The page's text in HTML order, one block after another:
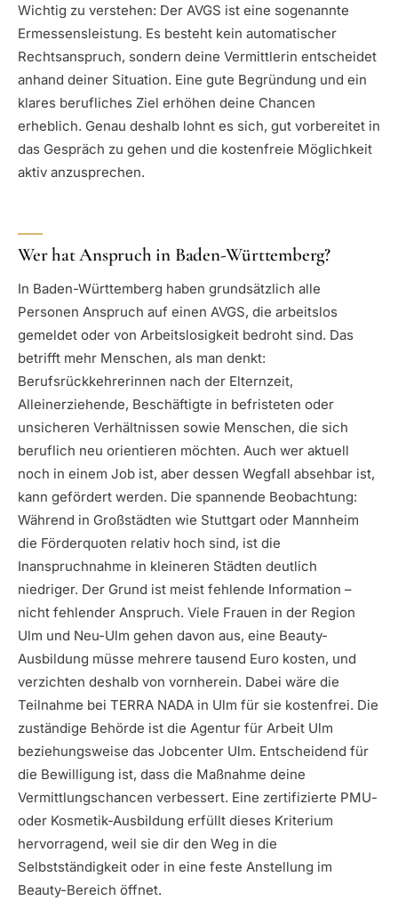
Wichtig zu verstehen: Der AVGS ist eine sogenannte
Ermessensleistung. Es besteht kein automatischer
Rechtsanspruch, sondern deine Vermittlerin entscheidet
anhand deiner Situation. Eine gute Begründung und ein
klares berufliches Ziel erhöhen deine Chancen
erheblich. Genau deshalb lohnt es sich, gut vorbereitet in
das Gespräch zu gehen und die kostenfreie Möglichkeit
aktiv anzusprechen.
Wer hat Anspruch in Baden-Württemberg?
In Baden-Württemberg haben grundsätzlich alle
Personen Anspruch auf einen AVGS, die arbeitslos
gemeldet oder von Arbeitslosigkeit bedroht sind. Das
betrifft mehr Menschen, als man denkt:
Berufsrückkehrerinnen nach der Elternzeit,
Alleinerziehende, Beschäftigte in befristeten oder
unsicheren Verhältnissen sowie Menschen, die sich
beruflich neu orientieren möchten. Auch wer aktuell
noch in einem Job ist, aber dessen Wegfall absehbar ist,
kann gefördert werden. Die spannende Beobachtung:
Während in Großstädten wie Stuttgart oder Mannheim
die Förderquoten relativ hoch sind, ist die
Inanspruchnahme in kleineren Städten deutlich
niedriger. Der Grund ist meist fehlende Information –
nicht fehlender Anspruch. Viele Frauen in der Region
Ulm und Neu-Ulm gehen davon aus, eine Beauty-
Ausbildung müsse mehrere tausend Euro kosten, und
verzichten deshalb von vornherein. Dabei wäre die
Teilnahme bei TERRA NADA in Ulm für sie kostenfrei. Die
zuständige Behörde ist die Agentur für Arbeit Ulm
beziehungsweise das Jobcenter Ulm. Entscheidend für
die Bewilligung ist, dass die Maßnahme deine
Vermittlungschancen verbessert. Eine zertifizierte PMU-
oder Kosmetik-Ausbildung erfüllt dieses Kriterium
hervorragend, weil sie dir den Weg in die
Selbstständigkeit oder in eine feste Anstellung im
Beauty-Bereich öffnet.